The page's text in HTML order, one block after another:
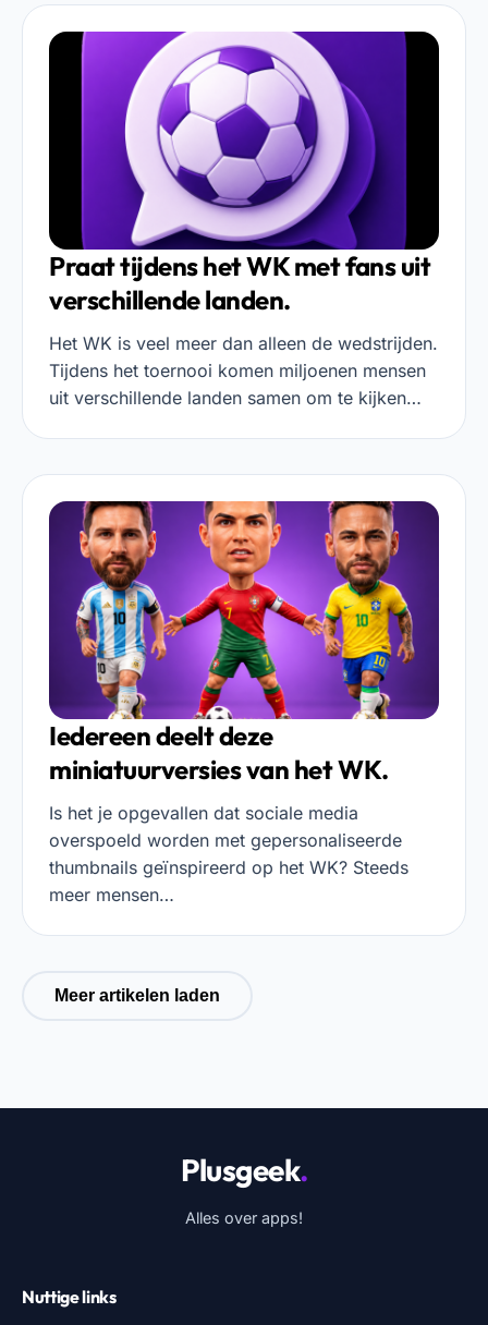
Praat tijdens het WK met fans uit
verschillende landen.
Het WK is veel meer dan alleen de wedstrijden.
Tijdens het toernooi komen miljoenen mensen
uit verschillende landen samen om te kijken…
Iedereen deelt deze
miniatuurversies van het WK.
Is het je opgevallen dat sociale media
overspoeld worden met gepersonaliseerde
thumbnails geïnspireerd op het WK? Steeds
meer mensen…
Meer artikelen laden
Plusgeek.
Alles over apps!
Nuttige links